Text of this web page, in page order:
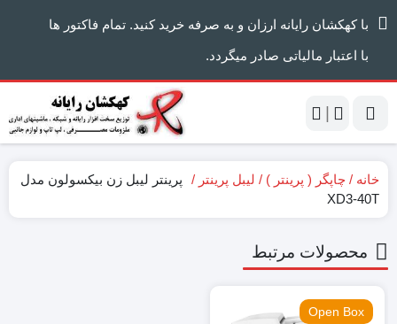
با کهکشان رایانه ارزان و به صرفه خرید کنید. تمام فاکتور ها
با اعتبار مالیاتی صادر میگردد.
|
خانه چاپگر ( پرینتر ) لیبل پرینتر
پرینتر لیبل زن بیکسولون مدل
XD3-40T
محصولات مرتبط
Open Box